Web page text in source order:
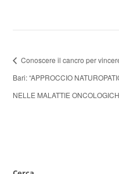
Conoscere il cancro per
Bari: “APPROCCIO
NELLE MALATTIE